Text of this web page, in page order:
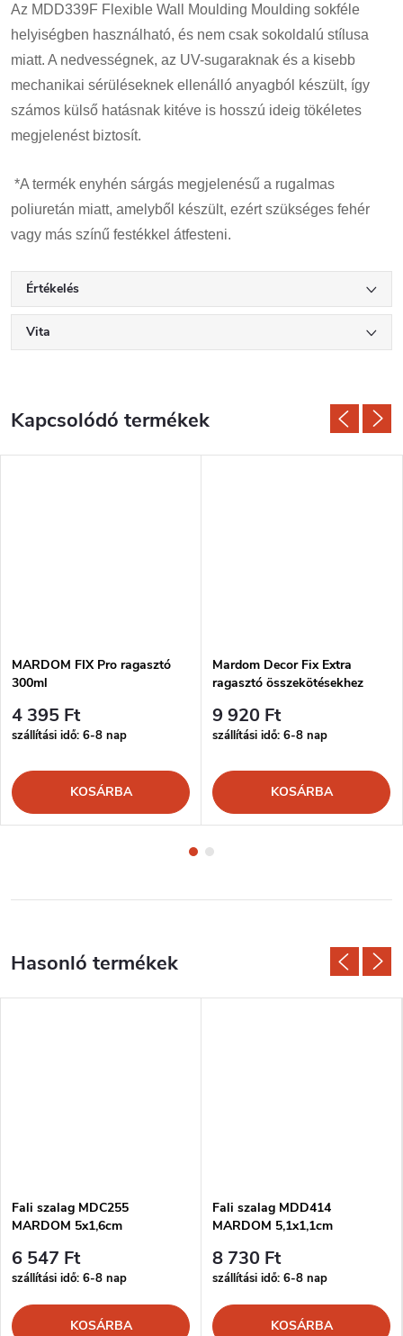
Az MDD339F Flexible Wall Moulding Moulding sokféle
helyiségben használható, és nem csak sokoldalú stílusa
miatt. A nedvességnek, az UV-sugaraknak és a kisebb
mechanikai sérüléseknek ellenálló anyagból készült, így
számos külső hatásnak kitéve is hosszú ideig tökéletes
megjelenést biztosít.
*A termék enyhén sárgás megjelenésű a rugalmas
poliuretán miatt, amelyből készült, ezért szükséges fehér
vagy más színű festékkel átfesteni.
Értékelés
Vita
Kapcsolódó termékek
MARDOM FIX Pro ragasztó
300ml
4 395 Ft
szállítási idő: 6-8 nap
KOSÁRBA
Mardom Decor Fix Extra
ragasztó összekötésekhez
9 920 Ft
szállítási idő: 6-8 nap
KOSÁRBA
Fali szalag MDC255
MARDOM 5x1,6cm
6 547 Ft
szállítási idő: 6-8 nap
KOSÁRBA
Fali szalag MDD414
MARDOM 5,1x1,1cm
8 730 Ft
szállítási idő: 6-8 nap
KOSÁRBA